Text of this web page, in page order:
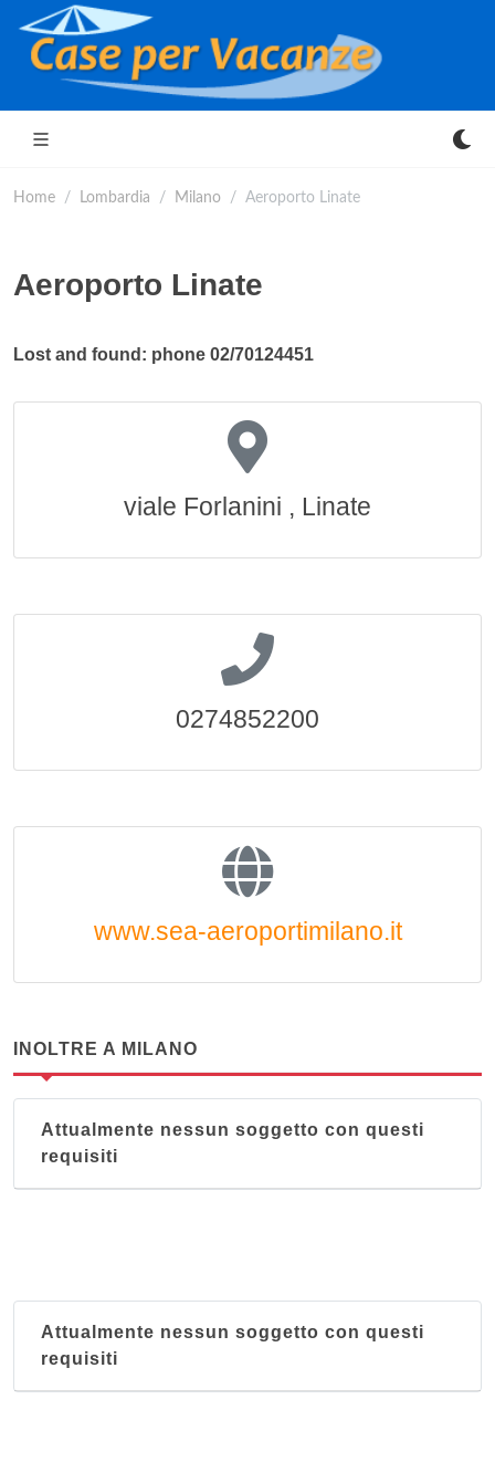
Home Lombardia Milano Aeroporto Linate
Aeroporto Linate
Lost and found: phone 02/70124451
viale Forlanini , Linate
0274852200
www.sea-aeroportimilano.it
INOLTRE A MILANO
Attualmente nessun soggetto con questi
requisiti
Attualmente nessun soggetto con questi
requisiti